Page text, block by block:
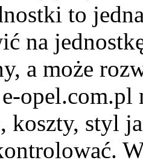
to
na
a może
opel.com.pl
koszty, styl